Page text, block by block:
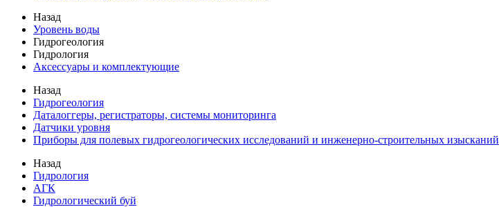
Назад
Уровень воды
Гидрогеология
Гидрология
Аксессуары и комплектующие
Назад
Гидрогеология
Даталоггеры, регистраторы, системы мониторинга
Датчики уровня
Приборы для полевых гидрогеологических исследований и инженерно-строительных изысканий
Назад
Гидрология
АГК
Гидрологический буй